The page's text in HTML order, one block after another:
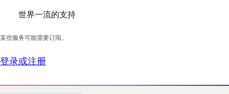
世界一流的支持
某些服务可能需要订阅。
登录或注册